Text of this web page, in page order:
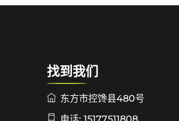
找到我们
东方市控馋县480号